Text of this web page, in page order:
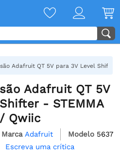
Adafruit QT 5V para 3V Level Shifter
Adafruit QT 5V
- STEMMA
Qwiic
Marca Adafruit Modelo 5637
Escreva uma crítica